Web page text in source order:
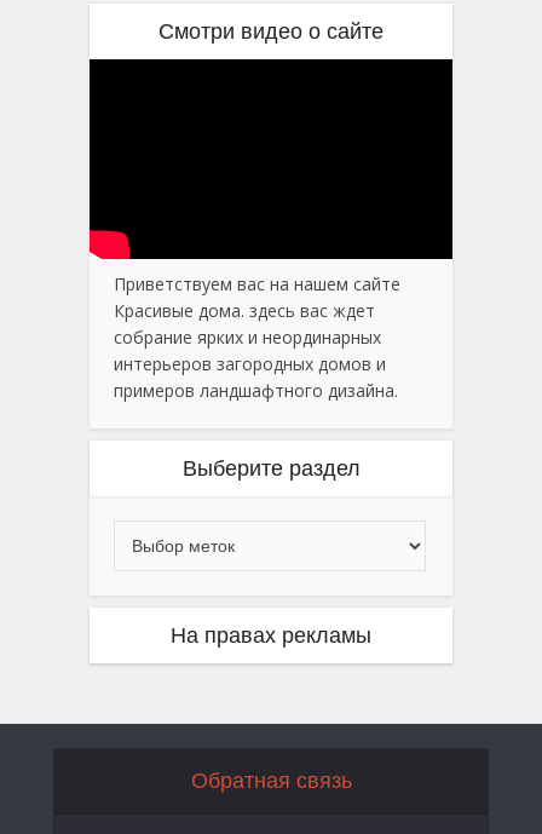
Смотри видео о сайте
Приветствуем вас на нашем сайте
Красивые дома. здесь вас ждет
собрание ярких и неординарных
интерьеров загородных домов и
примеров ландшафтного дизайна.
Выберите раздел
На правах рекламы
Обратная связь